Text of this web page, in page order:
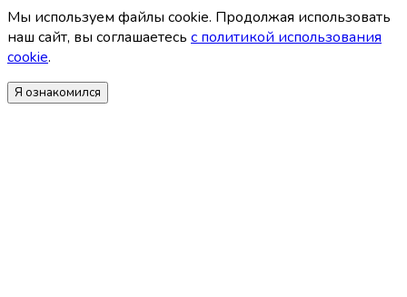
Мы используем файлы coоkie. Продолжая использовать
наш сайт, вы соглашаетесь с политикой использования
coоkie.